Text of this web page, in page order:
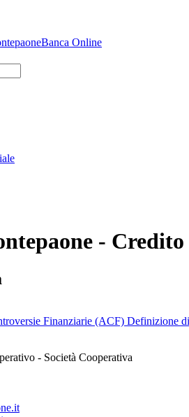
Banca Online
- Credito
Finanziarie (ACF) Definizione
- Società Cooperativa